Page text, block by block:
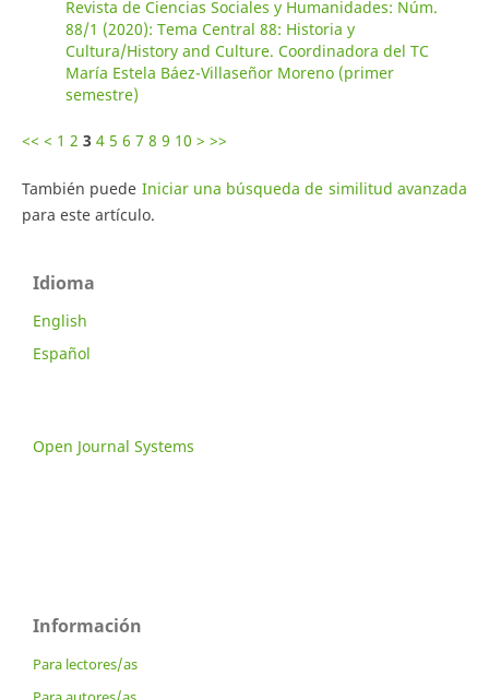
Revista de Ciencias Sociales y Humanidades: Núm.
88/1 (2020): Tema Central 88: Historia y
Cultura/History and Culture. Coordinadora del TC
María Estela Báez-Villaseñor Moreno (primer
semestre)
<< < 1 2 3 4 5 6 7 8 9 10 > >>
También puede Iniciar una búsqueda de similitud avanzada
para este artículo.
Idioma
English
Español
Open Journal Systems
Información
Para lectores/as